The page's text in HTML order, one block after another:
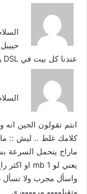
و
ل
عندنا كل بيت في DSL ويعطيكم الف عافيه
و
انتم تقولون الحين انه
كلامك غلط .. ليش ::
ماراح يتحمل السرعة
يعني لو 1 mb او اكثر راح يتحمل
واسأل مجرب ولا
وتقبلوووو مرووووري